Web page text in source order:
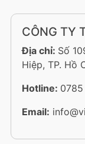
CÔNG TY
Địa chỉ: Số
Hiệp, TP. Hồ
Hotline:
Email: